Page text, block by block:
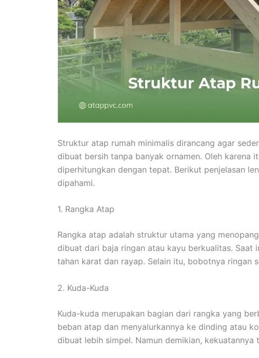
Struktur atap rumah minimalis dirancang agar
dibuat bersih tanpa banyak ornamen. Oleh karena
diperhitungkan dengan tepat. Berikut penjelasan
dipahami.
1. Rangka Atap
Rangka atap adalah struktur utama yang
dibuat dari baja ringan atau kayu berkualitas. Saat
tahan karat dan rayap. Selain itu, bobotnya ringan
2. Kuda-Kuda
Kuda-kuda merupakan bagian dari rangka yang
beban atap dan menyalurkannya ke dinding atau
dibuat lebih simpel. Namun demikian,